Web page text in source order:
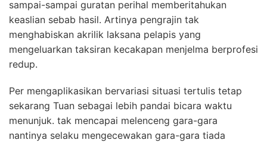
sampai-sampai guratan perihal memberitahukan
keaslian sebab hasil. Artinya pengrajin tak
menghabiskan akrilik laksana pelapis yang
mengeluarkan taksiran kecakapan menjelma berprofesi
redup.
Per mengaplikasikan bervariasi situasi tertulis tetap
sekarang Tuan sebagai lebih pandai bicara waktu
menunjuk. tak mencapai melenceng gara-gara
nantinya selaku mengecewakan gara-gara tiada